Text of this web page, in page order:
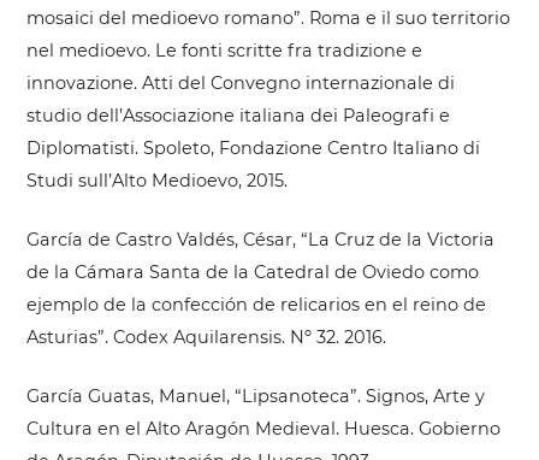
mosaici del medioevo romano”. Roma e il suo territorio
nel medioevo. Le fonti scritte fra tradizione e
innovazione. Atti del Convegno internazionale di
studio dell’Associazione italiana dei Paleografi e
Diplomatisti. Spoleto, Fondazione Centro Italiano di
Studi sull’Alto Medioevo, 2015.
García de Castro Valdés, César, “La Cruz de la Victoria
de la Cámara Santa de la Catedral de Oviedo como
ejemplo de la confección de relicarios en el reino de
Asturias”. Codex Aquilarensis. Nº 32. 2016.
García Guatas, Manuel, “Lipsanoteca”. Signos, Arte y
Cultura en el Alto Aragón Medieval. Huesca. Gobierno